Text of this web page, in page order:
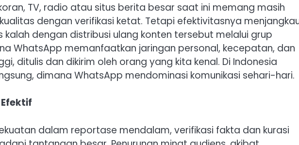
TV, radio atau situs berita besar saat ini memang masih
dengan verifikasi ketat. Tetapi efektivitasnya
dengan distribusi ulang konten tersebut melalui grup
WhatsApp memanfaatkan jaringan personal, kecepatan, dan
ditulis dan dikirim oleh orang yang kita kenal. Di Indonesia
dimana WhatsApp mendominasi komunikasi sehari-hari.
dalam reportase mendalam, verifikasi fakta dan kurasi